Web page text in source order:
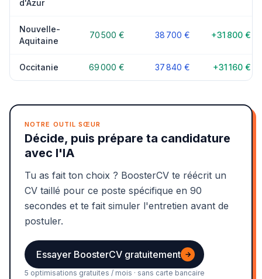
d'Azur
Nouvelle-
Aquitaine
70 500 € 38 700 € +31 800 €
Occitanie 69 000 € 37 840 € +31 160 €
NOTRE OUTIL SŒUR
Décide, puis prépare ta candidature
avec l'IA
Tu as fait ton choix ? BoosterCV te réécrit un
CV taillé pour ce poste spécifique en 90
secondes et te fait simuler l'entretien avant de
postuler.
Essayer BoosterCV gratuitement →
5 optimisations gratuites / mois · sans carte bancaire